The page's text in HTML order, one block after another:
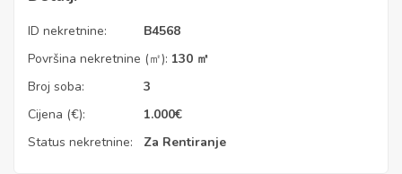
ID nekretnine:
B4568
Površina nekretnine (㎡): 130 ㎡
Broj soba:
3
Cijena (€):
1.000€
Status nekretnine:
Za Rentiranje